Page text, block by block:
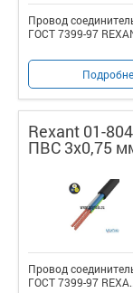
Провод
ГОСТ 7399-97
Rexant 01-
ПВС 3x0,75
Провод
ГОСТ 7399-97